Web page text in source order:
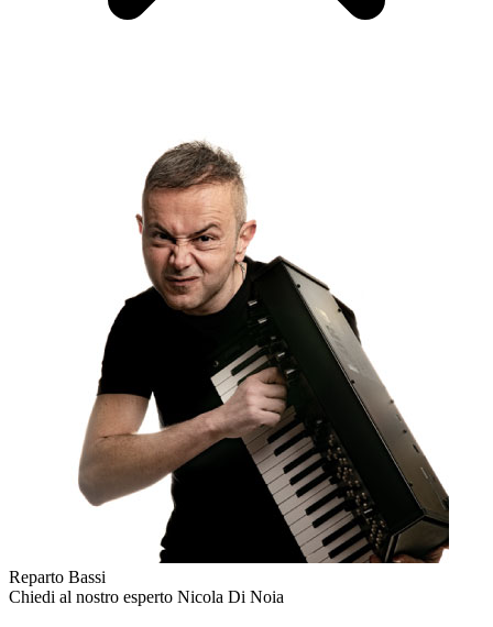
Reparto Bassi
Chiedi al nostro esperto Nicola Di Noia